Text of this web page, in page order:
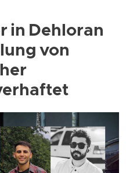
in Dehloran
von